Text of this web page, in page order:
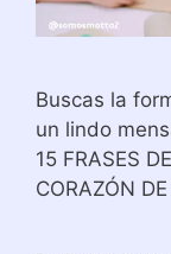
Buscas la
un lindo
15 FRASES
CORAZÓN